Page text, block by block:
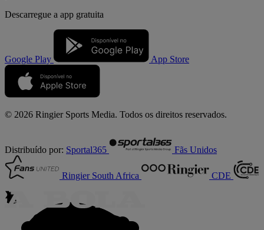
Descarregue a app gratuita
Google Play App Store
© 2026 Ringier Sports Media. Todos os direitos reservados.
Distribuído por: Sportal365 Fãs Unidos
Ringier South Africa CDE